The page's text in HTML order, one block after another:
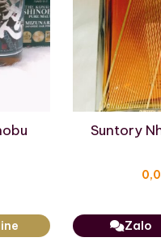
đỏ ruby nồng ấm,
pháp “山崎” truyền
săn lùng số một của
phủ kín bởi các nét
bóng chuyền huyền
sử sống động cho sự
Suntory
0,0
Zalo